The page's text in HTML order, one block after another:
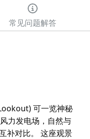
常见问题解答
可一览神秘
力发电场，自然与
补对比。 这座观景